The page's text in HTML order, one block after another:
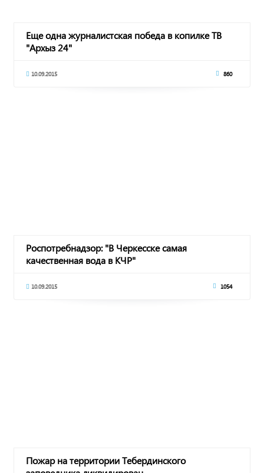
Еще одна журналистская победа в копилке ТВ
"Архыз 24"
10.09.2015 860
Роспотребнадзор: "В Черкесске самая
качественная вода в КЧР"
10.09.2015 1054
Пожар на территории Тебердинского